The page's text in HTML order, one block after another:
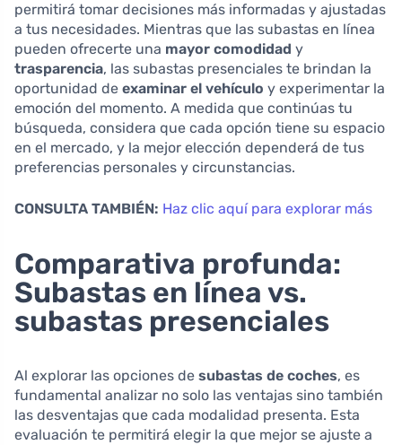
permitirá tomar decisiones más informadas y ajustadas
a tus necesidades. Mientras que las subastas en línea
pueden ofrecerte una mayor comodidad y
trasparencia, las subastas presenciales te brindan la
oportunidad de examinar el vehículo y experimentar la
emoción del momento. A medida que continúas tu
búsqueda, considera que cada opción tiene su espacio
en el mercado, y la mejor elección dependerá de tus
preferencias personales y circunstancias.
CONSULTA TAMBIÉN: Haz clic aquí para explorar más
Comparativa profunda:
Subastas en línea vs.
subastas presenciales
Al explorar las opciones de subastas de coches, es
fundamental analizar no solo las ventajas sino también
las desventajas que cada modalidad presenta. Esta
evaluación te permitirá elegir la que mejor se ajuste a